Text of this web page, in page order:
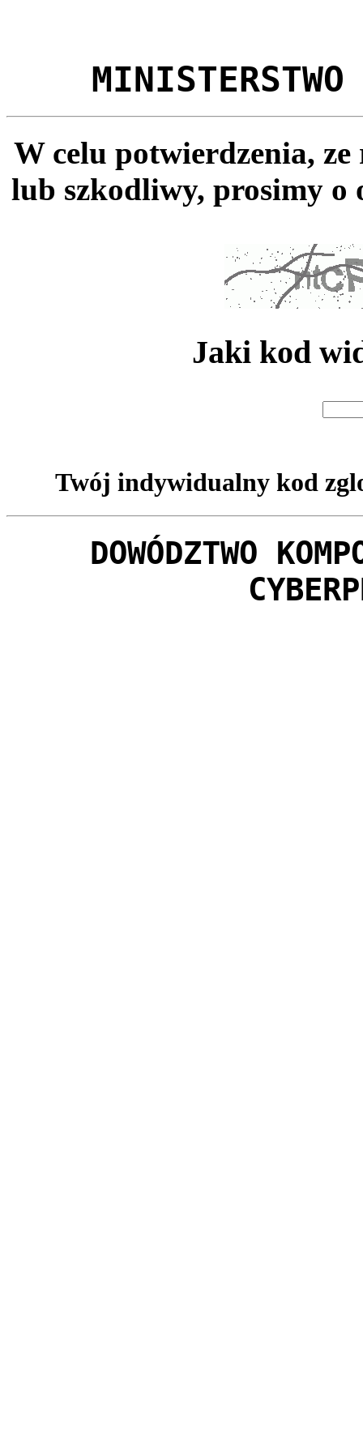
MINISTERSTWO
W celu potwierdzenia,
lub szkodliwy, prosimy o
Jaki kod
Twój indywidualny kod
DOWÓDZTWO